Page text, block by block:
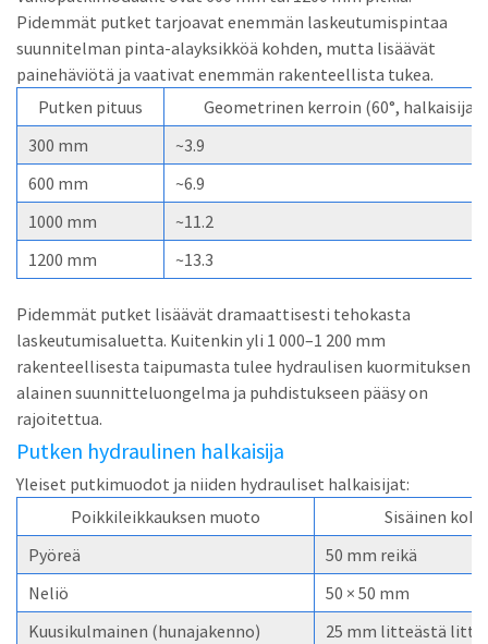
Pidemmät putket tarjoavat enemmän laskeutumispintaa
suunnitelman pinta-alayksikköä kohden, mutta lisäävät
painehäviötä ja vaativat enemmän rakenteellista tukea.
Putken pituus
Geometrinen kerroin (60°, halkaisija
300 mm
~3.9
600 mm
~6.9
1000 mm
~11.2
1200 mm
~13.3
Pidemmät putket lisäävät dramaattisesti tehokasta
laskeutumisaluetta. Kuitenkin yli 1 000–1 200 mm
rakenteellisesta taipumasta tulee hydraulisen kuormituksen
alainen suunnitteluongelma ja puhdistukseen pääsy on
rajoitettua.
Putken hydraulinen halkaisija
Yleiset putkimuodot ja niiden hydrauliset halkaisijat:
Poikkileikkauksen muoto
Sisäinen koko
Pyöreä
50 mm reikä
Neliö
50 × 50 mm
Kuusikulmainen (hunajakenno)
25 mm litteästä